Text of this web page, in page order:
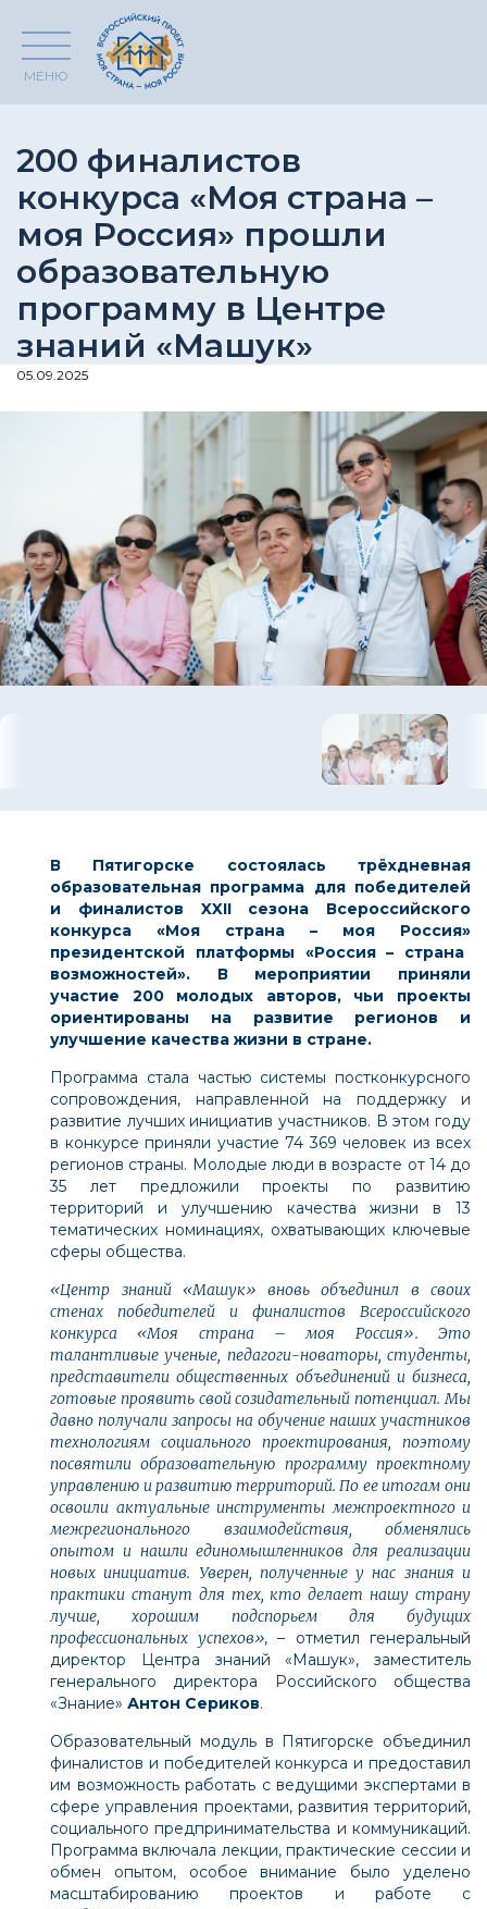
МЕНЮ
200 финалистов
конкурса «Моя страна –
моя Россия» прошли
образовательную
программу в Центре
знаний «Машук»
05.09.2025
В Пятигорске состоялась трёхдневная
образовательная программа для победителей
и финалистов XXII сезона Всероссийского
конкурса «Моя страна – моя Россия»
президентской платформы «Россия – страна
возможностей». В мероприятии приняли
участие 200 молодых авторов, чьи проекты
ориентированы на развитие регионов и
улучшение качества жизни в стране.
Программа стала частью системы постконкурсного
сопровождения, направленной на поддержку и
развитие лучших инициатив участников. В этом году
в конкурсе приняли участие 74 369 человек из всех
регионов страны. Молодые люди в возрасте от 14 до
35 лет предложили проекты по развитию
территорий и улучшению качества жизни в 13
тематических номинациях, охватывающих ключевые
сферы общества.
«Центр знаний «Машук» вновь объединил в своих
стенах победителей и финалистов Всероссийского
конкурса «Моя страна – моя Россия». Это
талантливые ученые, педагоги-новаторы, студенты,
представители общественных объединений и бизнеса,
готовые проявить свой созидательный потенциал. Мы
давно получали запросы на обучение наших участников
технологиям социального проектирования, поэтому
посвятили образовательную программу проектному
управлению и развитию территорий. По ее итогам они
освоили актуальные инструменты межпроектного и
межрегионального взаимодействия, обменялись
опытом и нашли единомышленников для реализации
новых инициатив. Уверен, полученные у нас знания и
практики станут для тех, кто делает нашу страну
лучше, хорошим подспорьем для будущих
профессиональных успехов», – отметил генеральный
директор Центра знаний «Машук», заместитель
генерального директора Российского общества
«Знание» Антон Сериков.
Образовательный модуль в Пятигорске объединил
финалистов и победителей конкурса и предоставил
им возможность работать с ведущими экспертами в
сфере управления проектами, развития территорий,
социального предпринимательства и коммуникаций.
Программа включала лекции, практические сессии и
обмен опытом, особое внимание было уделено
масштабированию проектов и работе с